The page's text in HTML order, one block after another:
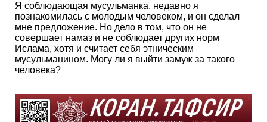
Я соблюдающая мусульманка, недавно я
познакомилась с молодым человеком, и он сделал
мне предложение. Но дело в том, что он не
совершает намаз и не соблюдает других норм
Ислама, хотя и считает себя этническим
мусульманином. Могу ли я выйти замуж за такого
человека?